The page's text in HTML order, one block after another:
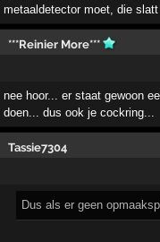
metaaldetector moet, die
***Reinier More***
nee hoor... er staat gewoon
doen... dus ook je cockring...
Tassie7304
Dus als er geen